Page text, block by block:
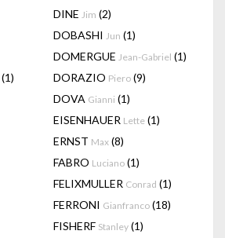
DINE Jim (2)
DOBASHI Jun (1)
DOMERGUE Jean-Gabriel (1)
(1) DORAZIO Piero (9)
DOVA Gianni (1)
EISENHAUER Lette (1)
ERNST Max (8)
FABRO Luciano (1)
FELIXMULLER Conrad (1)
FERRONI Gianfranco (18)
FISHERF Stanley (1)